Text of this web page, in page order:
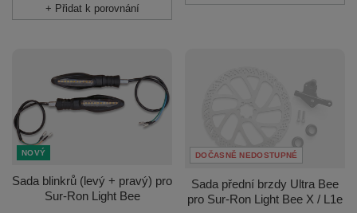
+ Přidat k porovnání
NOVÝ
Sada blinkrů (levý + pravý) pro
Sur-Ron Light Bee
DOČASNĚ NEDOSTUPNÉ
Sada přední brzdy Ultra Bee
pro Sur-Ron Light Bee X / L1e